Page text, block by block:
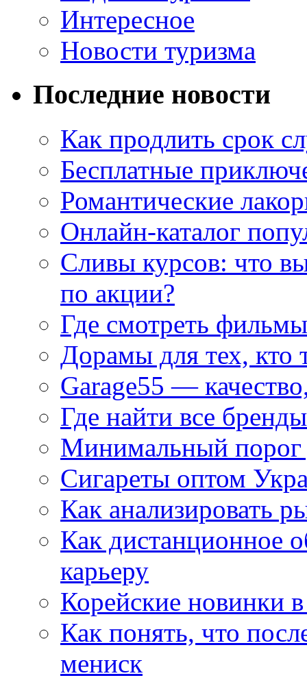
Интересное
Новости туризма
Последние новости
Как продлить срок
Бесплатные
Романтические
Онлайн-каталог
Сливы курсов: что
по акции?
Где смотреть
Дорамы для тех, кто
Garage55 —
Где найти все
Минимальный порог
Сигареты оптом
Как анализировать
Как дистанционное
карьеру
Корейские новинки
Как понять, что
мениск